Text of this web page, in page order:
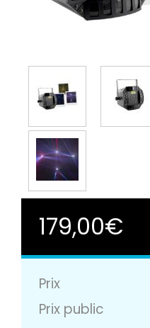
179,00€
Prix
Prix public